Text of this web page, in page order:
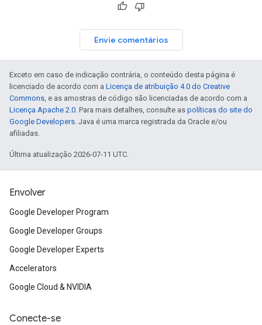
Envie comentários
Exceto em caso de indicação contrária, o conteúdo desta página é
licenciado de acordo com a Licença de atribuição 4.0 do Creative
Commons, e as amostras de código são licenciadas de acordo com a
Licença Apache 2.0. Para mais detalhes, consulte as políticas do site do
Google Developers. Java é uma marca registrada da Oracle e/ou
afiliadas.
Última atualização 2026-07-11 UTC.
Envolver
Google Developer Program
Google Developer Groups
Google Developer Experts
Accelerators
Google Cloud & NVIDIA
Conecte-se